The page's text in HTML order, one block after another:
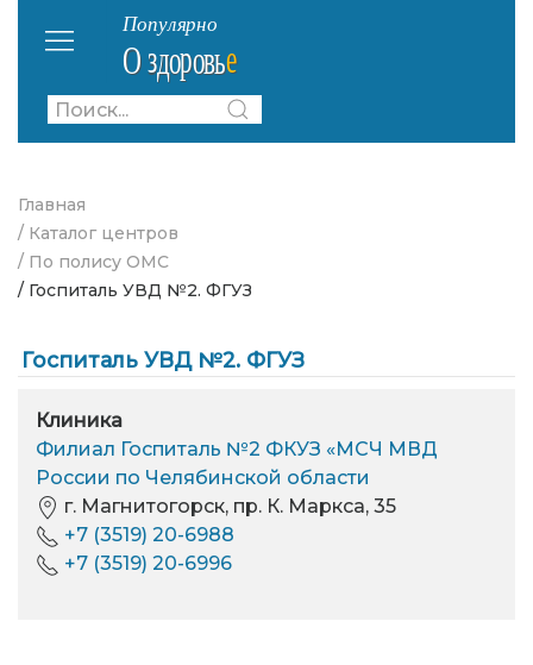
Главная
/ Каталог центров
/ По полису ОМС
/ Госпиталь УВД №2. ФГУЗ
Госпиталь УВД №2. ФГУЗ
Клиника
Филиал Госпиталь №2 ФКУЗ «МСЧ МВД
России по Челябинской области
г. Магнитогорск, пр. К. Маркса, 35
+7 (3519) 20-6988
+7 (3519) 20-6996